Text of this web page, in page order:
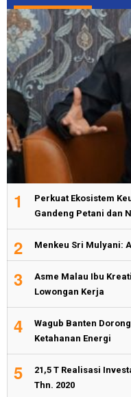
1
Perkuat Ekosistem
Gandeng Petani dan
2 Menkeu Sri Mulyani:
3
Asme Malau Ibu
Lowongan Kerja
4
Wagub Banten
Ketahanan Energi
5
21,5 T Realisasi
Thn. 2020